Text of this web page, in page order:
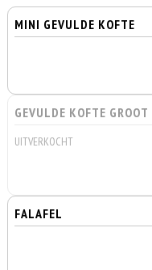
MINI GEVULDE KOFTE
GEVULDE KOFTE GROOT
UITVERKOCHT
FALAFEL